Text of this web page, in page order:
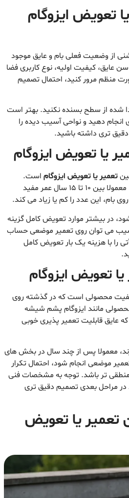
تعویض ایزوگام
از وضعیت فعلی بام و عایق موجود
عایق، کیفیت اولیه، نوع کاربری فضا
منظم مرور کنید، احتمال تصمیم
شده از سطح بسنده نکنید. بهتر است
انجام دهید و نواحی آسیب دیده را
دقیق تری داشته باشید.
یا تعویض ایزوگام
تعمیر یا تعویض ایزوگام است.
و نصب ایزوگام اصولی، معمولا بین ۱۰ تا ۱۵ سال عمر مفید
بام، این عدد را کم یا زیاد می کند.
مشاهده شود، در بیشتر موارد تعویض کامل گزینه
بین ۵ تا ۸ سال، بسته به نوع آسیب می توان روی تعمیر موضعی حساب
را با هزینه یک بار تعویض کامل
تعویض ایزوگام
محصولی است که در گذشته روی
مانند ایزوگام پشم شیشه
عایق قابلیت تعمیر پذیری خوبی
معمولا پس از چند سال در بخش های
موضعی انجام شود، احتمال تکرار
تر باشد. توجه به مشخصات فنی
مراحل بعدی تصمیم دقیق تری
تعمیر یا تعویض